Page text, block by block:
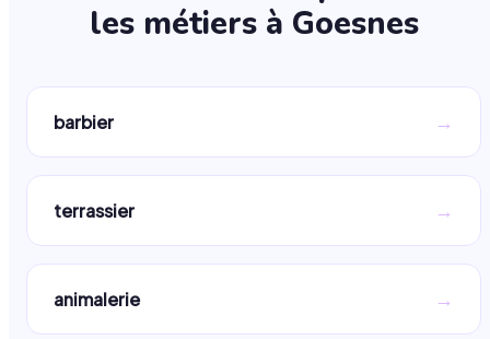
les métiers à Goesnes
barbier →
terrassier →
animalerie →